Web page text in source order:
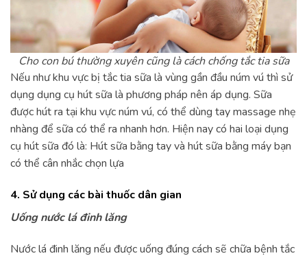
Cho con bú thường xuyên cũng là cách chống tắc tia sữa
Nếu như khu vực bị tắc tia sữa là vùng gần đầu núm vú thì sử
dụng dụng cụ hút sữa là phương pháp nên áp dụng. Sữa
được hút ra tại khu vực núm vú, có thể dùng tay massage nhẹ
nhàng để sữa có thể ra nhanh hơn. Hiện nay có hai loại dụng
cụ hút sữa đó là: Hút sữa bằng tay và hút sữa bằng máy bạn
có thể cân nhắc chọn lựa
4. Sử dụng các bài thuốc dân gian
Uống nước lá đinh lăng
Nước lá đinh lăng nếu được uống đúng cách sẽ chữa bệnh tắc